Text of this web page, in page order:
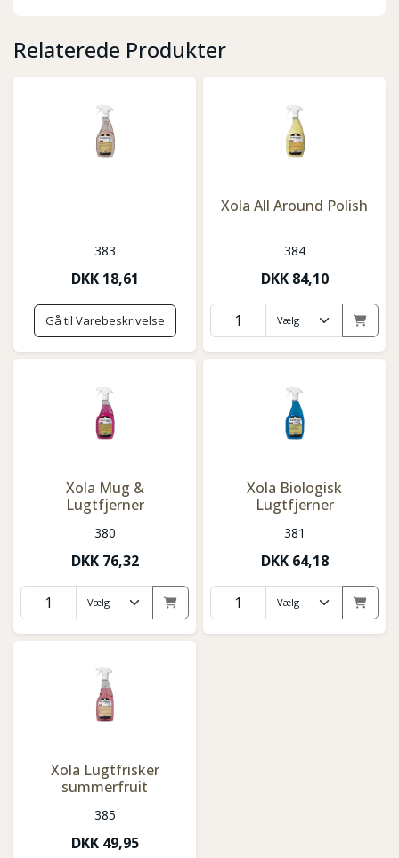
Relaterede Produkter
383
DKK 18,61
Gå til Varebeskrivelse
Xola All Around Polish
384
DKK 84,10
Xola Mug &
Lugtfjerner
380
DKK 76,32
Xola Biologisk
Lugtfjerner
381
DKK 64,18
Xola Lugtfrisker
summerfruit
385
DKK 49,95